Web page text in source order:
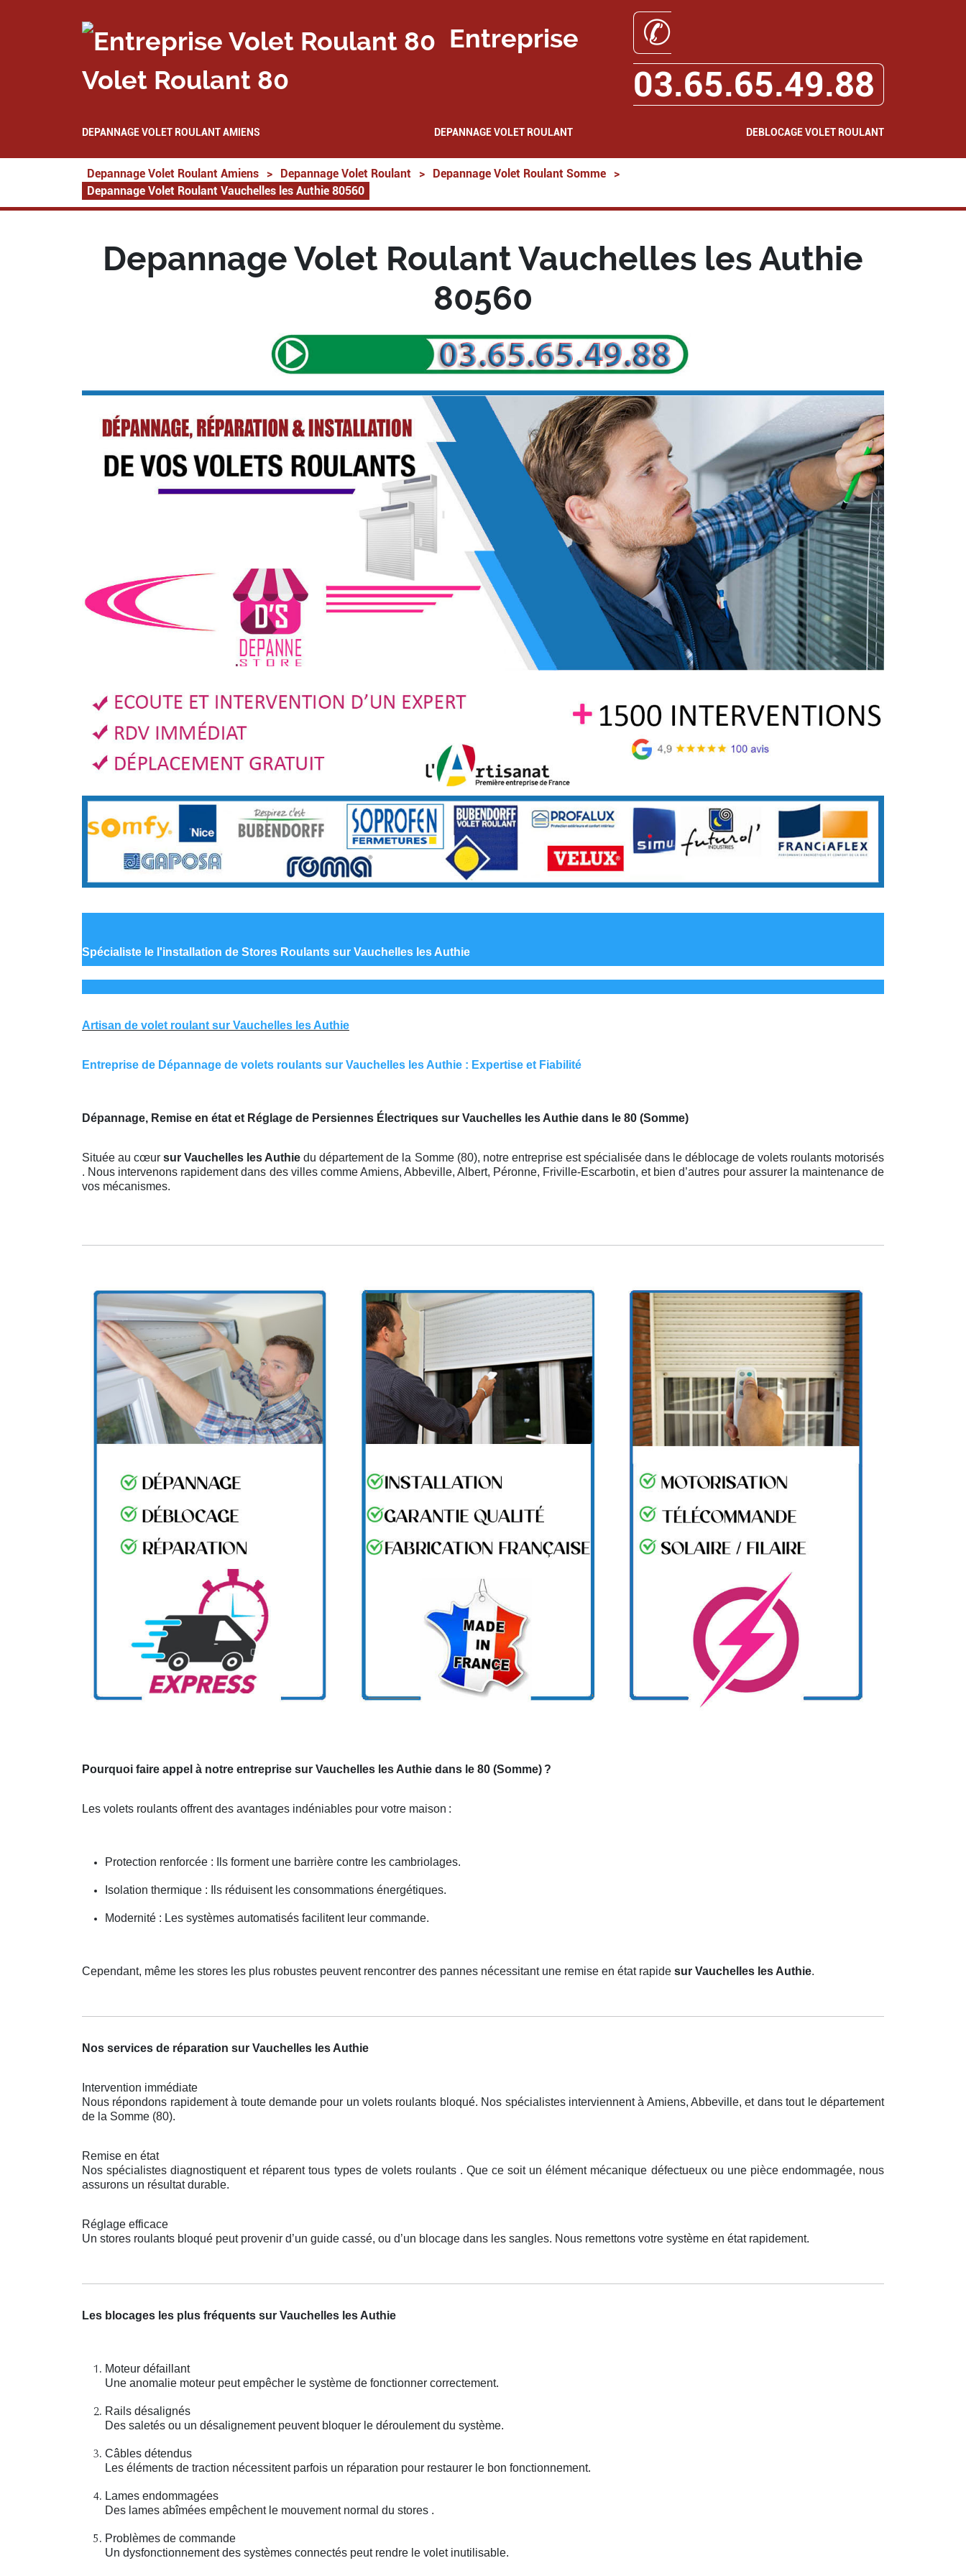
Entreprise
Volet Roulant 80
✆
03.65.65.49.88
DEPANNAGE VOLET ROULANT AMIENS DEPANNAGE VOLET ROULANT DEBLOCAGE VOLET ROULANT
Depannage Volet Roulant Amiens > Depannage Volet Roulant > Depannage Volet Roulant Somme
>
Depannage Volet Roulant Vauchelles les Authie 80560
Depannage Volet Roulant Vauchelles les Authie
80560
Spécialiste le l'installation de Stores Roulants sur Vauchelles les Authie
Artisan de volet roulant sur Vauchelles les Authie
Entreprise de Dépannage de volets roulants sur Vauchelles les Authie : Expertise et Fiabilité
Dépannage, Remise en état et Réglage de Persiennes Électriques sur Vauchelles les Authie dans le 80 (Somme)
Située au cœursur Vauchelles les Authiedu département de la Somme (80), notre entreprise est spécialisée dans le déblocage de volets roulants motorisés
. Nous intervenons rapidement dans des villes comme Amiens, Abbeville, Albert, Péronne, Friville-Escarbotin, et bien d’autres pour assurer la maintenance de
vos mécanismes.
Pourquoi faire appel à notre entreprise sur Vauchelles les Authie dans le 80 (Somme) ?
Les volets roulants offrent des avantages indéniables pour votre maison :
Protection renforcée : Ils forment une barrière contre les cambriolages.
Isolation thermique : Ils réduisent les consommations énergétiques.
Modernité : Les systèmes automatisés facilitent leur commande.
Cependant, même les stores les plus robustes peuvent rencontrer des pannes nécessitant une remise en état rapide sur Vauchelles les Authie.
Nos services de réparation sur Vauchelles les Authie
Intervention immédiate
Nous répondons rapidement à toute demande pour un volets roulants bloqué. Nos spécialistes interviennent à Amiens, Abbeville, et dans tout le département
de la Somme (80).
Remise en état
Nos spécialistes diagnostiquent et réparent tous types de volets roulants . Que ce soit un élément mécanique défectueux ou une pièce endommagée, nous
assurons un résultat durable.
Réglage efficace
Un stores roulants bloqué peut provenir d’un guide cassé, ou d’un blocage dans les sangles. Nous remettons votre système en état rapidement.
Les blocages les plus fréquents sur Vauchelles les Authie
Moteur défaillant
Une anomalie moteur peut empêcher le système de fonctionner correctement.
Rails désalignés
Des saletés ou un désalignement peuvent bloquer le déroulement du système.
Câbles détendus
Les éléments de traction nécessitent parfois un réparation pour restaurer le bon fonctionnement.
Lames endommagées
Des lames abîmées empêchent le mouvement normal du stores .
Problèmes de commande
Un dysfonctionnement des systèmes connectés peut rendre le volet inutilisable.